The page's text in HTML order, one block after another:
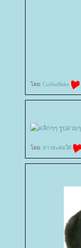
ดย: CoffeeBake
ดย: สาวสะตอใต้